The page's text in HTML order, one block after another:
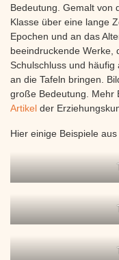
Bedeutung. Gemalt von
Klasse über eine lange
Epochen und an das
beeindruckende Werke,
Schulschluss und
an die Tafeln bringen.
große Bedeutung. Mehr
Artikel der
Hier einige Beispiele